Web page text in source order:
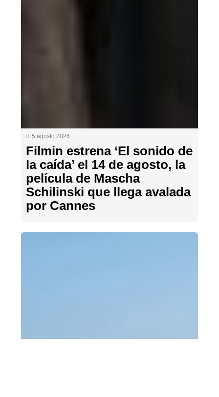
5 agosto 2026
Filmin estrena ‘El sonido de
la caída’ el 14 de agosto, la
película de Mascha
Schilinski que llega avalada
por Cannes